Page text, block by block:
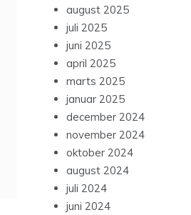
august 2025
juli 2025
juni 2025
april 2025
marts 2025
januar 2025
december 2024
november 2024
oktober 2024
august 2024
juli 2024
juni 2024